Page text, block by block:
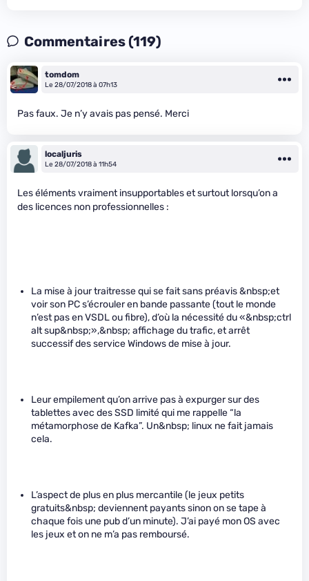
Commentaires (119)
tomdom
Le 28/07/2018 à 07h13
Pas faux. Je n’y avais pas pensé. Merci
localjuris
Le 28/07/2018 à 11h54
Les éléments vraiment insupportables et surtout lorsqu’on a
des licences non professionnelles :
La mise à jour traitresse qui se fait sans préavis &nbsp;et
voir son PC s’écrouler en bande passante (tout le monde
n’est pas en VSDL ou fibre), d’où la nécessité du «&nbsp;ctrl
alt sup&nbsp;»,&nbsp; affichage du trafic, et arrêt
successif des service Windows de mise à jour.
Leur empilement qu’on arrive pas à expurger sur des
tablettes avec des SSD limité qui me rappelle “la
métamorphose de Kafka”. Un&nbsp; linux ne fait jamais
cela.
L’aspect de plus en plus mercantile (le jeux petits
gratuits&nbsp; deviennent payants sinon on se tape à
chaque fois une pub d’un minute). J’ai payé mon OS avec
les jeux et on ne m’a pas remboursé.